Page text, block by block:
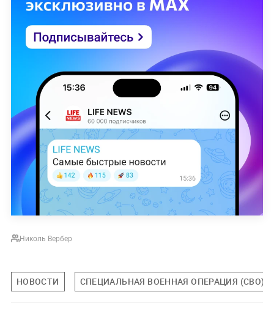
Николь Вербер
НОВОСТИ СПЕЦИАЛЬНАЯ ВОЕННАЯ ОПЕРАЦИЯ (СВО)